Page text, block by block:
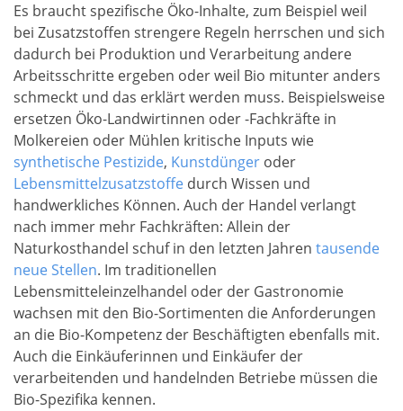
Es braucht spezifische Öko-Inhalte, zum Beispiel weil
bei Zusatzstoffen strengere Regeln herrschen und sich
dadurch bei Produktion und Verarbeitung andere
Arbeitsschritte ergeben oder weil Bio mitunter anders
schmeckt und das erklärt werden muss. Beispielsweise
ersetzen Öko-Landwirtinnen oder -Fachkräfte in
Molkereien oder Mühlen kritische Inputs wie
synthetische Pestizide, Kunstdünger oder
Lebensmittelzusatzstoffe durch Wissen und
handwerkliches Können. Auch der Handel verlangt
nach immer mehr Fachkräften: Allein der
Naturkosthandel schuf in den letzten Jahren tausende
neue Stellen. Im traditionellen
Lebensmitteleinzelhandel oder der Gastronomie
wachsen mit den Bio-Sortimenten die Anforderungen
an die Bio-Kompetenz der Beschäftigten ebenfalls mit.
Auch die Einkäuferinnen und Einkäufer der
verarbeitenden und handelnden Betriebe müssen die
Bio-Spezifika kennen.